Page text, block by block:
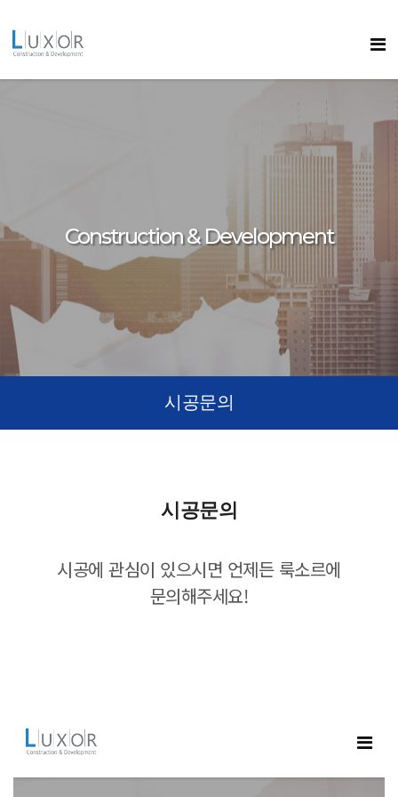
바로가기
Construction & Development
시공문의
시공문의
시공에 관심이 있으시면 언제든 룩소르에
문의해주세요!